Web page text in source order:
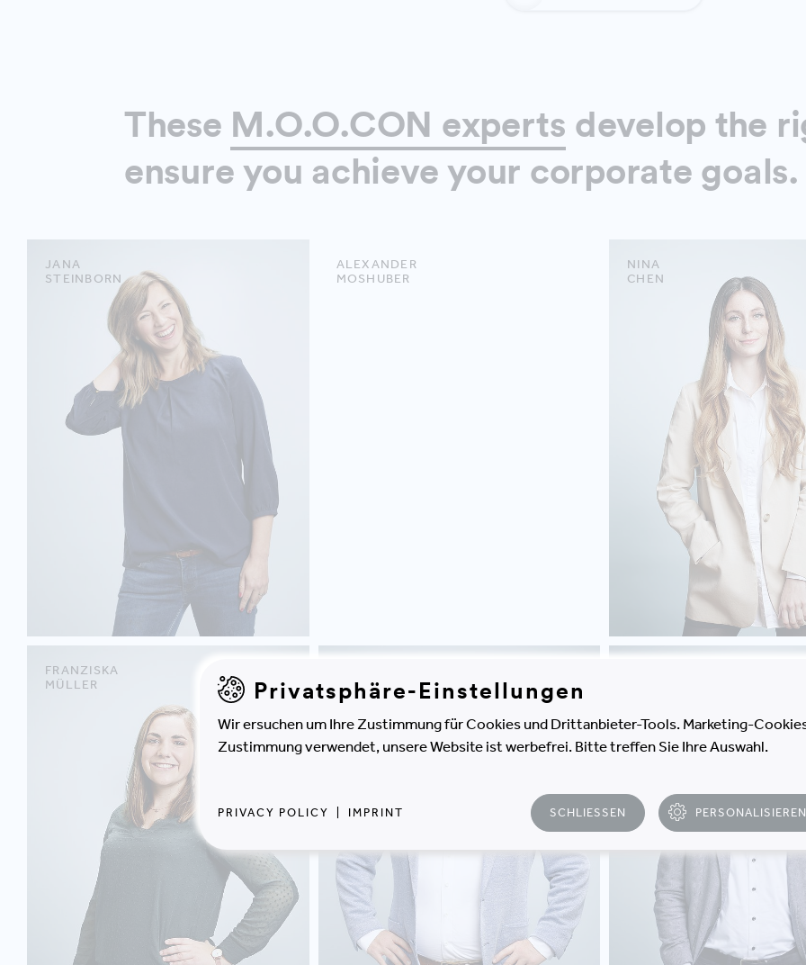
These M.O.O.CON experts develop the
ensure you achieve your corporate goals.
JANA
STEINBORN
ALEXANDER
MOSHUBER
NINA
CHEN
FRANZISKA
MÜLLER
SCHWARENTHORER
Privatsphäre-Einstellungen
Wir ersuchen um Ihre Zustimmung für Cookies und Drittanbieter-Tools. Marketing-
Zustimmung verwendet, unsere Website ist werbefrei. Bitte treffen Sie Ihre Auswahl.
PRIVACY POLICY IMPRINT SCHLIESSEN PERSONALISIEREN